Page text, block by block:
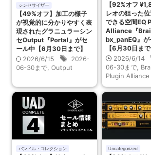
シンセサイザー
【49%オフ】加工の様子
が視覚的に分かりやすく表
現されたグラニュラーシン
セOutput『Portal』がセ
ール中【6月30日まで】
2026/6/15
2026-
06-30まで Output
【92%オフ
レオの狙った
できる空間EQ
Alliance『
bx_panEQ』が
【6月30日まで
2026/6/14
06-30まで
Plugin Alliance
バンドル・コレクション Uncategorized